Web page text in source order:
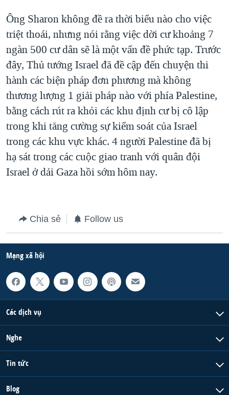
SỨC KHOẺ
VĂN HOÁ
GIÁO DỤC
NGÀY TỊ NẠN THẾ GIỚI
TRỊNH VĨNH BÌNH - NGƯỜI HẠ 'BÊN THẮNG CUỘC'
GROUND ZERO – XƯA VÀ NAY
CHI PHÍ CHIẾN TRANH AFGHANISTAN
CÁC GIÁ TRỊ CỘNG HÒA Ở VIỆT NAM
THƯỢNG ĐỈNH TRUMP-KIM TẠI VIỆT NAM
TRỊNH VĨNH BÌNH VS. CHÍNH PHỦ VIỆT NAM
NGƯ DÂN VIỆT VÀ LÀN SÓNG TRỘM HẢI SÂM
BÊN KIA QUỐC LỘ: TIẾNG VỌNG TỪ NÔNG THÔN MỸ
Ngôn ngữ khác
Ông Sharon không đề ra thời biểu nào cho việc
triệt thoái, nhưng nói rằng việc dời cư khoảng 7
ngàn 500 cư dân sẽ là một vấn đề phức tạp. Trước
đây, Thủ tướng Israel đã đề cập đến chuyện thi
hành các biện pháp đơn phương mà không
thương lượng 1 giải pháp nào với phía Palestine,
bằng cách rút ra khỏi các khu định cư bị cô lập
trong khi tăng cường sự kiểm soát của Israel
trong các khu vực khác. 4 người Palestine đã bị
hạ sát trong các cuộc giao tranh với quân đội
Israel ở dải Gaza hồi sớm hôm nay.
Chia sẻ Follow us
Mạng xã hội
Các dịch vụ
Nghe
Tin tức
Blog